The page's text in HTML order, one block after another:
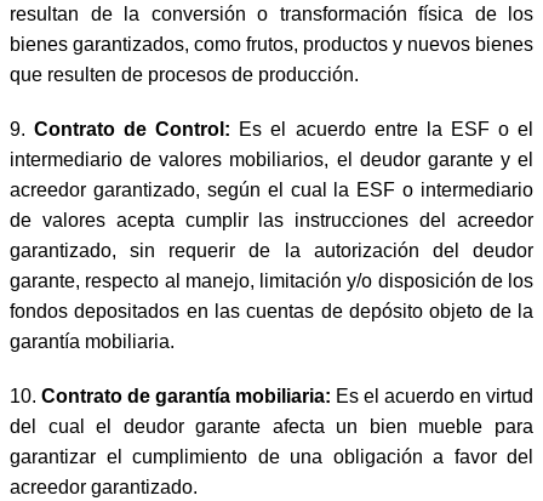
resultan de la conversión o transformación física de los
bienes garantizados, como frutos, productos y nuevos bienes
que resulten de procesos de producción.
9.Contrato de Control: Es el acuerdo entre la ESF o el
intermediario de valores mobiliarios, el deudor garante y el
acreedor garantizado, según el cual la ESF o intermediario
de valores acepta cumplir las instrucciones del acreedor
garantizado, sin requerir de la autorización del deudor
garante, respecto al manejo, limitación y/o disposición de los
fondos depositados en las cuentas de depósito objeto de la
garantía mobiliaria.
10. Contrato de garantía mobiliaria: Es el acuerdo en virtud
del cual el deudor garante afecta un bien mueble para
garantizar el cumplimiento de una obligación a favor del
acreedor garantizado.